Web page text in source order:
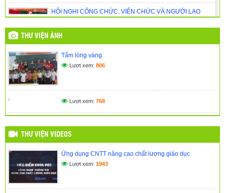
HỘI NGHỊ CÔNG CHỨC, VIÊN CHỨC VÀ NGƯỜI LAO
ĐỘNG NĂM HỌC 2025 – 2026
(01/11/2025)
TIỂU HỌC KPĂ KLƠNG 🎉
(14/09/2025)
NGÀY HỘI ĐỌC SÁCH – GIEO MẦM TRI THỨC DƯỚI MÁI
(27/05/2025)
THƯ VIỆN ẢNH
Tấm lòng vàng
Lượt xem: 806
Lượt xem: 768
THƯ VIỆN VIDEOS
Ứng dụng CNTT nâng cao chất lượng giáo dục
Lượt xem: 1943